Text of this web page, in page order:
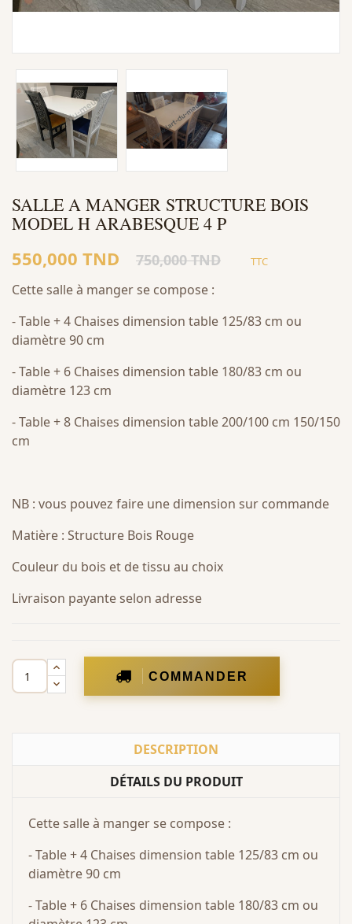
SALLE A MANGER STRUCTURE BOIS
MODEL H ARABESQUE 4 P
550,000 TND 750,000 TND TTC
Cette salle à manger se compose :
- Table + 4 Chaises dimension table 125/83 cm ou
diamètre 90 cm
- Table + 6 Chaises dimension table 180/83 cm ou
diamètre 123 cm
- Table + 8 Chaises dimension table 200/100 cm 150/150
cm
NB : vous pouvez faire une dimension sur commande
Matière : Structure Bois Rouge
Couleur du bois et de tissu au choix
Livraison payante selon adresse
COMMANDER
DESCRIPTION
DÉTAILS DU PRODUIT
Cette salle à manger se compose :
- Table + 4 Chaises dimension table 125/83 cm ou
diamètre 90 cm
- Table + 6 Chaises dimension table 180/83 cm ou